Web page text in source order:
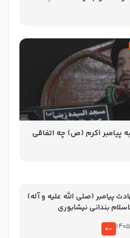
پیامبر اکرم (ص) چه اتفاقی
انداختند ؟!!!!! – سید محمد
پیامبر (صلی الله علیه و آله)
بندانی نیشابوری